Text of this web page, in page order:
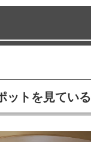
ットを見ている